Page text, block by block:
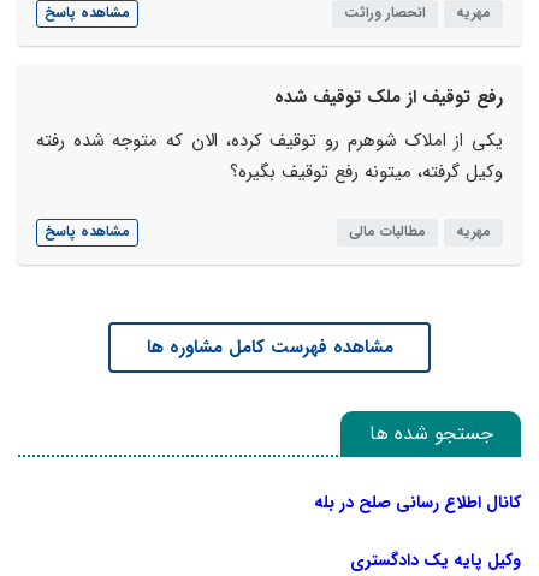
مهریه انحصار وراثت مشاهده پاسخ
رفع توقیف از ملک توقیف شده
یکی از املاک شوهرم رو توقیف کرده، الان که متوجه شده رفته
وکیل گرفته، میتونه رفع توقیف بگیره؟
مهریه مطالبات مالی مشاهده پاسخ
مشاهده فهرست کامل مشاوره ها
جستجو شده ها
کانال اطلاع رسانی صلح در بله
وکیل پایه یک دادگستری